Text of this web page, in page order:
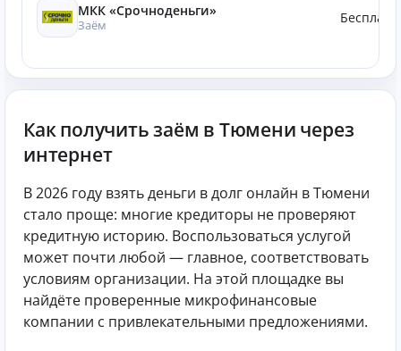
МКК «Срочноденьги»
Заём
Как получить заём в Тюмени через
интернет
В 2026 году взять деньги в долг онлайн в Тюмени
стало проще: многие кредиторы не проверяют
кредитную историю. Воспользоваться услугой
может почти любой — главное, соответствовать
условиям организации. На этой площадке вы
найдёте проверенные микрофинансовые
компании с привлекательными предложениями.